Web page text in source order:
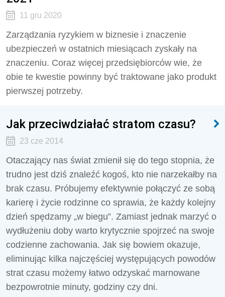
11 gru 2020
Zarządzania ryzykiem w biznesie i znaczenie
ubezpieczeń w ostatnich miesiącach zyskały na
znaczeniu. Coraz więcej przedsiębiorców wie, że
obie te kwestie powinny być traktowane jako produkt
pierwszej potrzeby.
Jak przeciwdziałać stratom czasu?
23 cze 2014
Otaczający nas świat zmienił się do tego stopnia, że
trudno jest dziś znaleźć kogoś, kto nie narzekałby na
brak czasu. Próbujemy efektywnie połączyć ze sobą
karierę i życie rodzinne co sprawia, że każdy kolejny
dzień spędzamy „w biegu”. Zamiast jednak marzyć o
wydłużeniu doby warto krytycznie spojrzeć na swoje
codzienne zachowania. Jak się bowiem okazuje,
eliminując kilka najczęściej występujących powodów
strat czasu możemy łatwo odzyskać marnowane
bezpowrotnie minuty, godziny czy dni.